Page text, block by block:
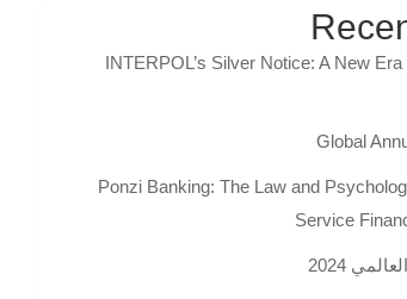
INTERPOL’s Silver Notice: A New
Global
Ponzi Banking: The Law and
Service
2024